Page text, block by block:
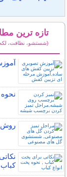
تازه ترین
(شستشو، نظافت، لکه
روش
کباب